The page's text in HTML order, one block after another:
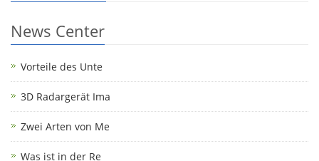
News Center
Vorteile des Unte
3D Radargerät Ima
Zwei Arten von Me
Was ist in der Re